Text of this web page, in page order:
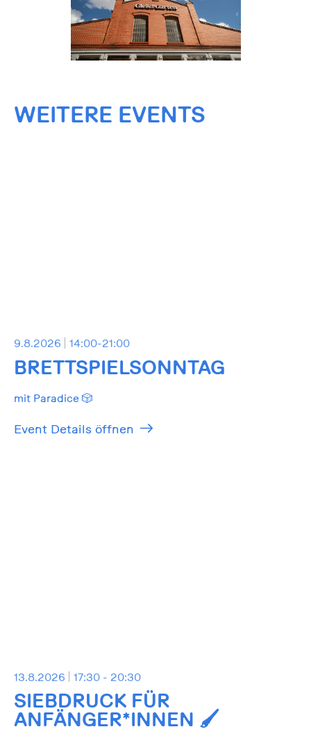
WEITERE EVENTS
9.8.2026 14:00-21:00
BRETTSPIELSONNTAG
mit Paradice 🎲
Event Details öffnen
13.8.2026 17:30 - 20:30
SIEBDRUCK FÜR
ANFÄNGER*INNEN 🖌️